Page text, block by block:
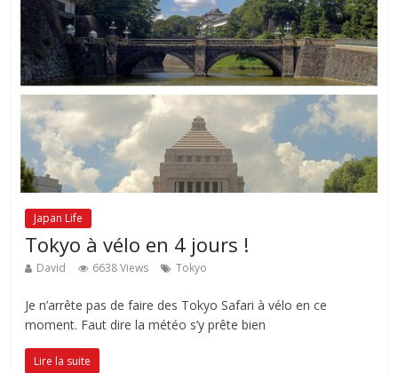
Japan Life
Tokyo à vélo en 4 jours !
David 6638 Views Tokyo
Je n’arrête pas de faire des Tokyo Safari à vélo en ce
moment. Faut dire la météo s’y prête bien
Lire la suite